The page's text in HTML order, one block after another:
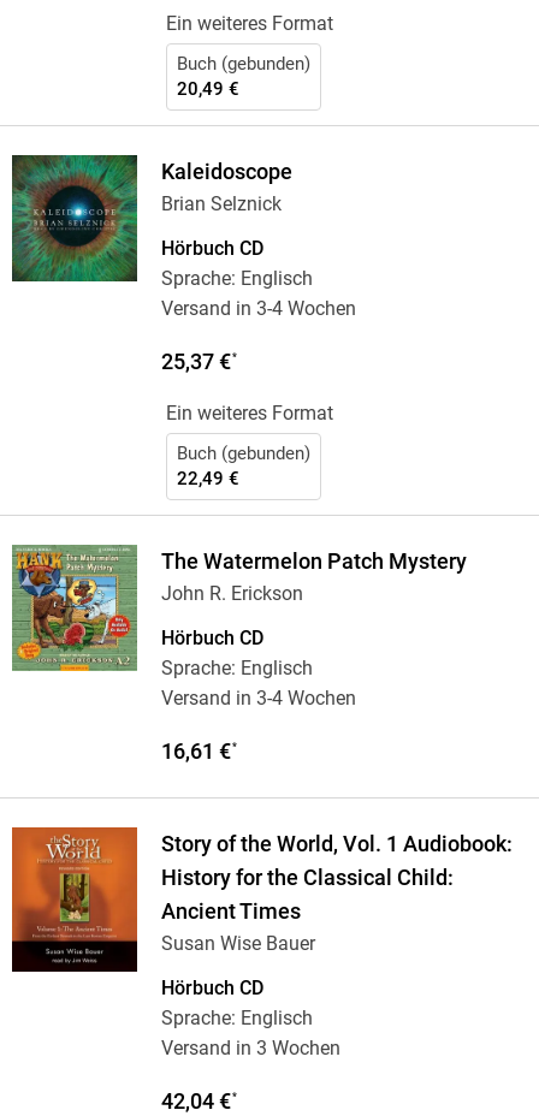
Ein weiteres Format
Buch (gebunden)
20,49 €
Kaleidoscope
Brian Selznick
Hörbuch CD
Sprache: Englisch
Versand in 3-4 Wochen
25,37 €*
Ein weiteres Format
Buch (gebunden)
22,49 €
The Watermelon Patch Mystery
John R. Erickson
Hörbuch CD
Sprache: Englisch
Versand in 3-4 Wochen
16,61 €*
Story of the World, Vol. 1 Audiobook:
History for the Classical Child:
Ancient Times
Susan Wise Bauer
Hörbuch CD
Sprache: Englisch
Versand in 3 Wochen
42,04 €*